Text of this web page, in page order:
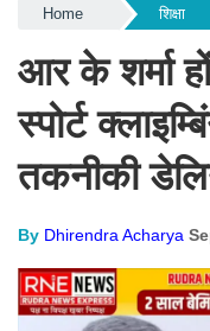
Home शिक्षा
आर के शर्मा
स्पोर्ट
तकनीकी
By Dhirendra Acharya